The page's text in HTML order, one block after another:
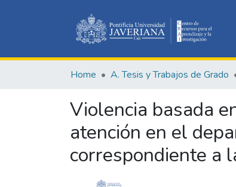
Home A. Tesis y Trabajos de Grado
Violencia basada
atención en el
correspondiente a